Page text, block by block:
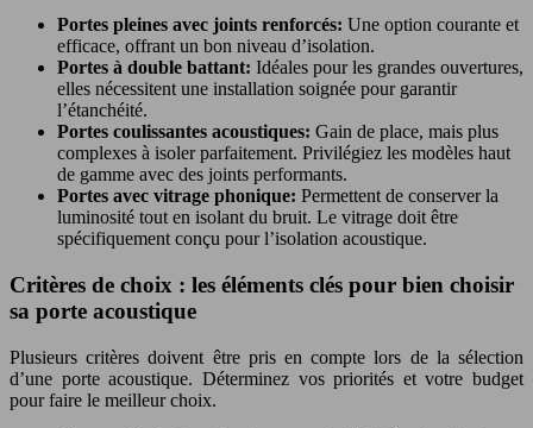
Portes pleines avec joints renforcés: Une option courante et
efficace, offrant un bon niveau d’isolation.
Portes à double battant: Idéales pour les grandes ouvertures,
elles nécessitent une installation soignée pour garantir
l’étanchéité.
Portes coulissantes acoustiques: Gain de place, mais plus
complexes à isoler parfaitement. Privilégiez les modèles haut
de gamme avec des joints performants.
Portes avec vitrage phonique: Permettent de conserver la
luminosité tout en isolant du bruit. Le vitrage doit être
spécifiquement conçu pour l’isolation acoustique.
Critères de choix : les éléments clés pour bien choisir
sa porte acoustique
Plusieurs critères doivent être pris en compte lors de la sélection
d’une porte acoustique. Déterminez vos priorités et votre budget
pour faire le meilleur choix.